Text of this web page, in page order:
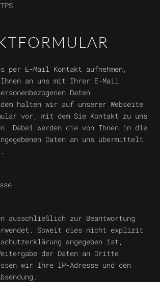
per E-Mail Kontakt aufnehmen,
an uns mit Ihrer E-Mail
Daten
halten wir auf unserer Webseite
vor, mit dem Sie Kontakt zu uns
Dabei werden die von Ihnen in die
Daten an uns übermittelt
ausschließlich zur Beantwortung
Soweit dies nicht explizit
angegeben ist,
der Daten an Dritte.
wir Ihre IP-Adresse und den